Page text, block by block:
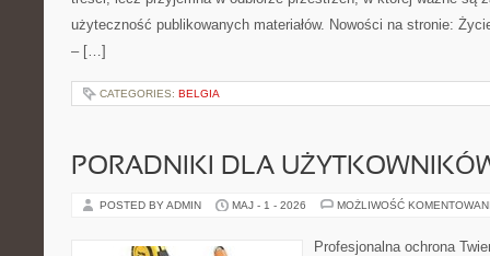
użyteczność publikowanych materiałów. Nowości na stronie:
– […]
CATEGORIES: BELGIA
PORADNIKI DLA
POSTED BY ADMIN MAJ - 1 - 2026 MOŻLIWOŚĆ
Profesjonalna ochrona